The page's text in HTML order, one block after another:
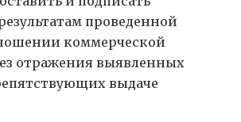
проведенной
коммерческой
отражения выявленных
выдаче